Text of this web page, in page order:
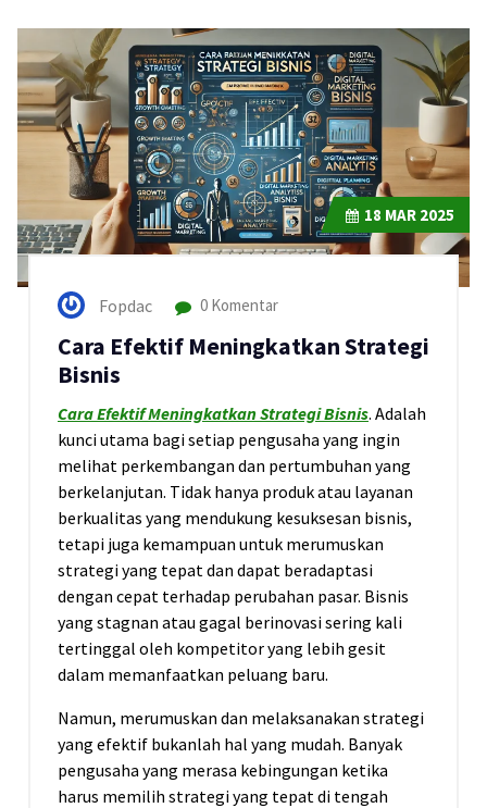
18 MAR 2025
Fopdac 0 Komentar
Cara Efektif Meningkatkan Strategi
Bisnis
Cara Efektif Meningkatkan Strategi Bisnis. Adalah
kunci utama bagi setiap pengusaha yang ingin
melihat perkembangan dan pertumbuhan yang
berkelanjutan. Tidak hanya produk atau layanan
berkualitas yang mendukung kesuksesan bisnis,
tetapi juga kemampuan untuk merumuskan
strategi yang tepat dan dapat beradaptasi
dengan cepat terhadap perubahan pasar. Bisnis
yang stagnan atau gagal berinovasi sering kali
tertinggal oleh kompetitor yang lebih gesit
dalam memanfaatkan peluang baru.
Namun, merumuskan dan melaksanakan strategi
yang efektif bukanlah hal yang mudah. Banyak
pengusaha yang merasa kebingungan ketika
harus memilih strategi yang tepat di tengah